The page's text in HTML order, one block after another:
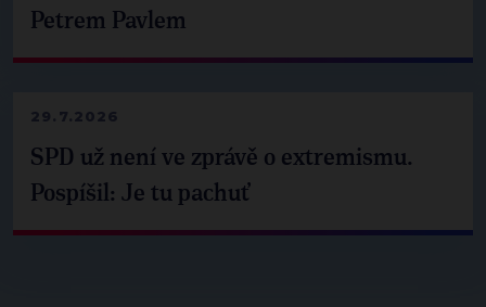
Petrem Pavlem
29.7.2026
SPD už není ve zprávě o extremismu.
Pospíšil: Je tu pachuť